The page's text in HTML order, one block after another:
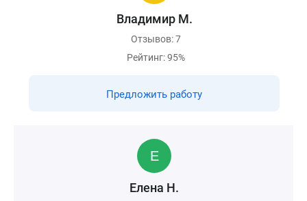
Владимир М.
Отзывов: 7
Рейтинг: 95%
Предложить работу
Елена Н.